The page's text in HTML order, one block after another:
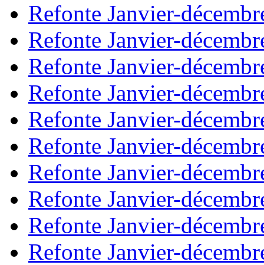
Refonte Janvier-
Refonte Janvier-
Refonte Janvier-
Refonte Janvier-
Refonte Janvier-
Refonte Janvier-
Refonte Janvier-
Refonte Janvier-
Refonte Janvier-
Refonte Janvier-